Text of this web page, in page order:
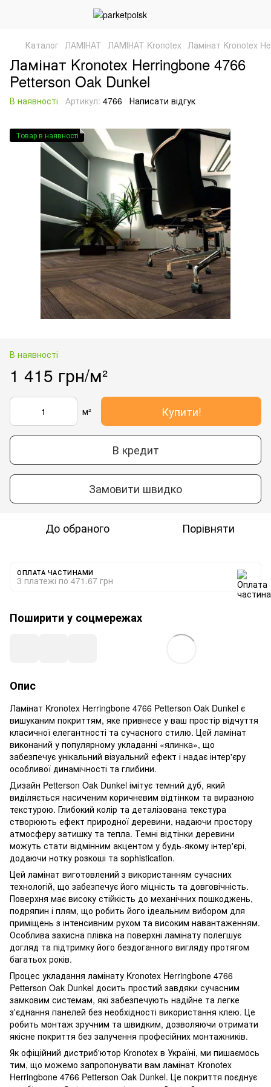
Каталог ЛАМІНАТ ЛАМІНАТ Kronotex Ламінат Kronotex
Ламінат Kronotex Herringbone 4766
Petterson Oak Dunkel
В наявності Артикул: 4766 Написати відгук
Товар в наявності
В наявності
1 415 грн/м²
м² Купити!
В кредит
Замовити швидко
До обраного Порівняти
ОПЛАТА ЧАСТИНАМИ
3 платежі по 471.67 грн
Поширити у соцмережах
Опис
Ламінат Kronotex Herringbone 4766 Petterson Oak Dunkel є
вишуканим покриттям, яке привнесе у ваш простір відчуття
класичної елегантності та сучасного стилю. Цей ламінат
виконаний у популярному укладанні «ялинка», що
забезпечує унікальний візуальний ефект і надає інтер'єру
особливої ​​динамічності та глибини.
Дизайн Petterson Oak Dunkel імітує темний дуб, який
виділяється насиченим коричневим відтінком та виразною
текстурою. Глибокий колір та деталізована текстура
створюють ефект природної деревини, надаючи простору
атмосферу затишку та тепла. Темні відтінки деревини
можуть стати відмінним акцентом у будь-якому інтер'єрі,
додаючи нотку розкоші та sophistication.
Цей ламінат виготовлений з використанням сучасних
технологій, що забезпечує його міцність та довговічність.
Поверхня має високу стійкість до механічних пошкоджень,
подряпин і плям, що робить його ідеальним вибором для
приміщень з інтенсивним рухом та високим навантаженням.
Особлива захисна плівка на поверхні ламінату полегшує
догляд та підтримку його бездоганного вигляду протягом
багатьох років.
Процес укладання ламінату Kronotex Herringbone 4766
Petterson Oak Dunkel досить простий завдяки сучасним
замковим системам, які забезпечують надійне та легке
з'єднання панелей без необхідності використання клею. Це
робить монтаж зручним та швидким, дозволяючи отримати
якісне покриття без залучення професійних монтажників.
Як офіційний дистриб'ютор Kronotex в Україні, ми пишаємось
тим, що можемо запропонувати вам ламінат Kronotex
Herringbone 4766 Petterson Oak Dunkel. Це покриття поєднує